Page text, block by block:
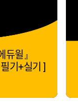
듀윌』
기+실기 ]